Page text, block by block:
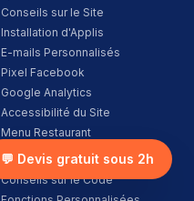
Conseils sur le Site
Installation d'Applis
E-mails Personnalisés
Pixel Facebook
Google Analytics
Accessibilité du Site
Menu Restaurant
💻 Développement Web
Conseils sur le Code
💬 Devis gratuit sous 2h